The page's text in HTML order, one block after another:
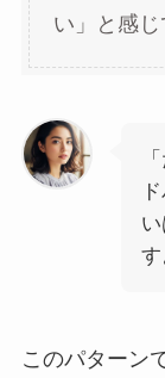
い」と感じ
このパターン